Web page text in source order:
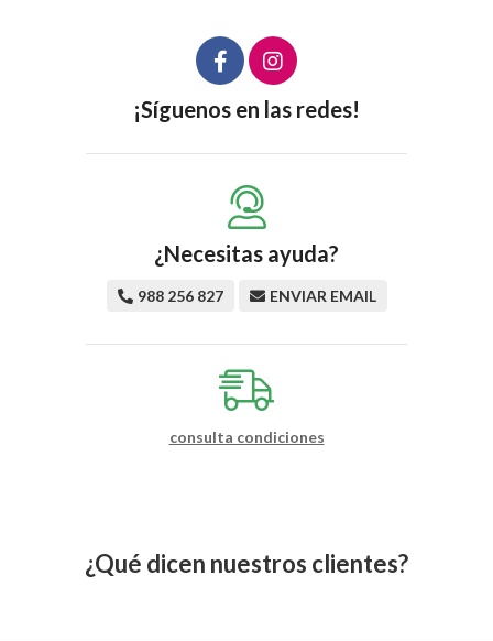
¡Síguenos en las redes!
¿Necesitas ayuda?
988 256 827 ENVIAR EMAIL
consulta condiciones
¿Qué dicen nuestros clientes?